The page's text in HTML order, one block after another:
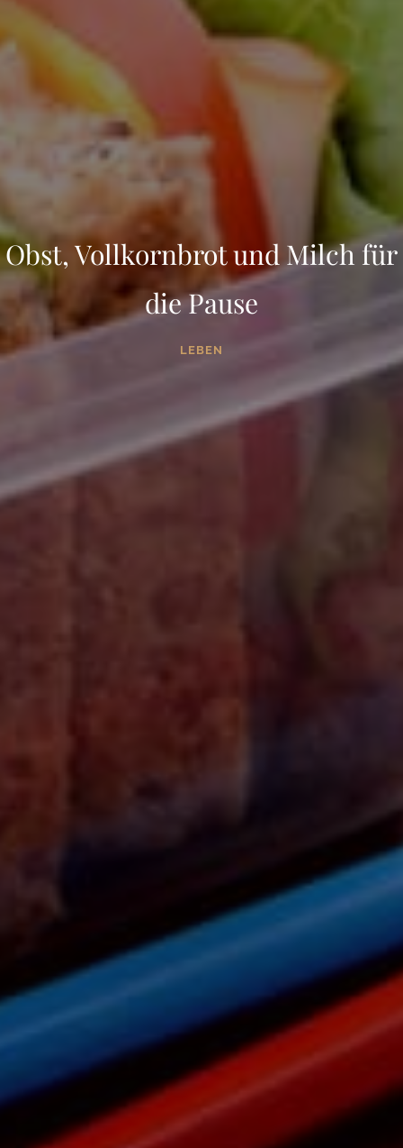
Obst, Vollkornbrot und Milch für
die Pause
LEBEN